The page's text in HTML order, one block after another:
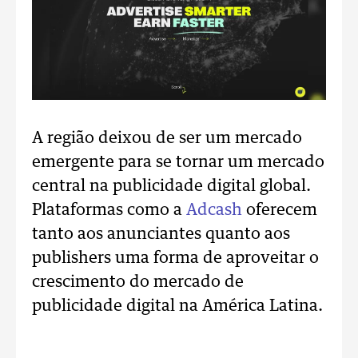
A região deixou de ser um mercado
emergente para se tornar um mercado
central na publicidade digital global.
Plataformas como a Adcash oferecem
tanto aos anunciantes quanto aos
publishers uma forma de aproveitar o
crescimento do mercado de
publicidade digital na América Latina.